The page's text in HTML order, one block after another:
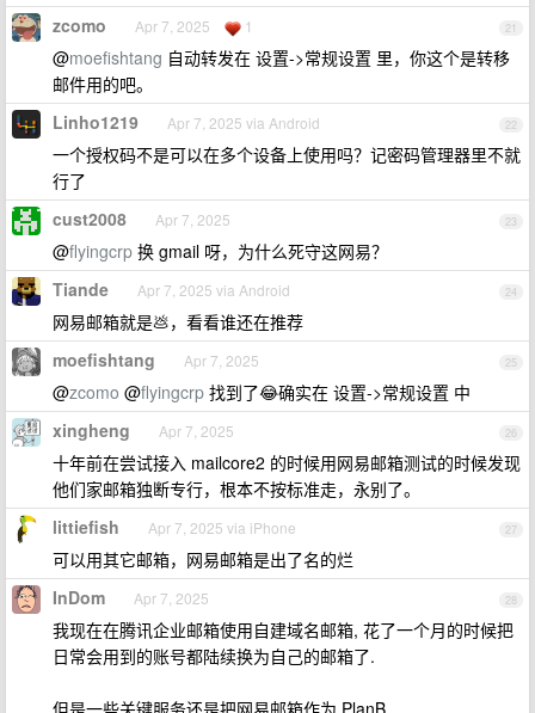
21
zcomo Apr 7, 2025 1
@moefishtang 自动转发在 设置->常规设置 里，你这个是转移
邮件用的吧。
22
Linho1219 Apr 7, 2025 via Android
一个授权码不是可以在多个设备上使用吗？记密码管理器里不就
行了
23
cust2008 Apr 7, 2025
@flyingcrp 换 gmail 呀，为什么死守这网易？
24
Tiande Apr 7, 2025 via Android
网易邮箱就是💩，看看谁还在推荐
25
moefishtang Apr 7, 2025
@zcomo @flyingcrp 找到了😂确实在 设置->常规设置 中
26
xingheng Apr 7, 2025
十年前在尝试接入 mailcore2 的时候用网易邮箱测试的时候发现
他们家邮箱独断专行，根本不按标准走，永别了。
27
littiefish Apr 7, 2025 via iPhone
可以用其它邮箱，网易邮箱是出了名的烂
28
InDom Apr 7, 2025
我现在在腾讯企业邮箱使用自建域名邮箱, 花了一个月的时候把
日常会用到的账号都陆续换为自己的邮箱了.
但是一些关键服务还是把网易邮箱作为 PlanB.